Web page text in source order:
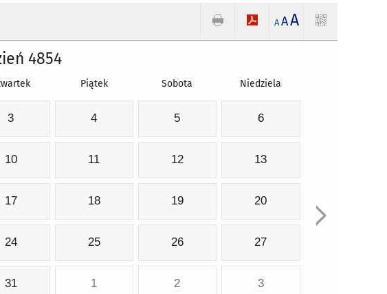
A AA
4854
Piątek Sobota Niedziela
3 4 5 6
10 11 12 13
17 18 19 20
24 25 26 27
31 1 2 3